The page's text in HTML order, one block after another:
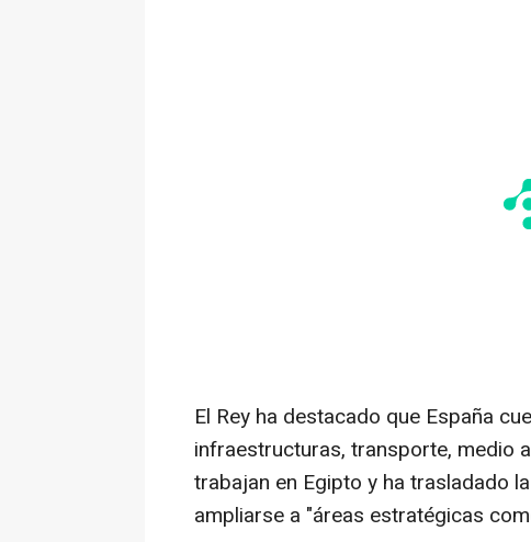
El Rey ha destacado que España
infraestructuras, transporte, medio
trabajan en Egipto y ha trasladado
ampliarse a "áreas estratégicas